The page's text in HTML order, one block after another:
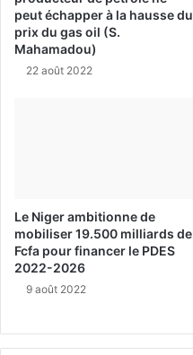
peut échapper à la hausse du
prix du gas oil (S.
Mahamadou)
22 août 2022
Le Niger ambitionne de
mobiliser 19.500 milliards de
Fcfa pour financer le PDES
2022-2026
9 août 2022